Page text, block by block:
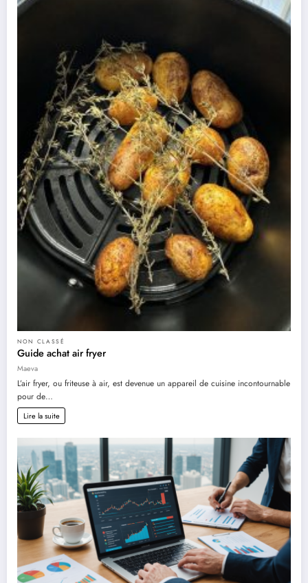
NON CLASSÉ
Guide achat air fryer
Maeva
L’air fryer, ou friteuse à air, est devenue un appareil de cuisine incontournable
pour de…
Lire la suite